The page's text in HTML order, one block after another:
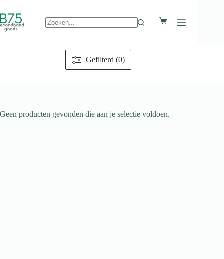
naar
de
inhoud
Winkelwagen
Gefilterd (0)
Geen producten gevonden die aan je selectie voldoen.